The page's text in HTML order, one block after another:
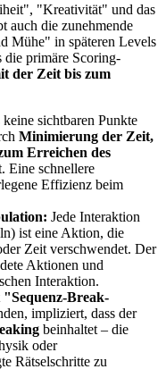
"Kreativität" und das
auch die zunehmende
Mühe" in späteren Levels
die primäre Scoring-
der Zeit bis zum
keine sichtbaren Punkte
Minimierung der Zeit,
Erreichen des
Eine schnellere
Effizienz beim
Jede Interaktion
ist eine Aktion, die
Zeit verschwendet. Der
Aktionen und
Interaktion.
"Sequenz-Break-
impliziert, dass der
beinhaltet – die
oder
Rätselschritte zu